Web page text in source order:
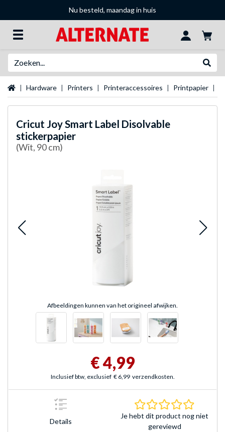
Nu besteld, maandag in huis
Startpagina
Hardware Printers Printeraccessoires Printpapier
Cricut Joy Smart Label Disolvable
stickerpapier
(Wit, 90 cm)
Afbeeldingen kunnen van het origineel afwijken.
€ 4,99
Inclusief btw, exclusief € 6,99 verzendkosten.
Details
Je hebt dit product nog niet
gereviewd